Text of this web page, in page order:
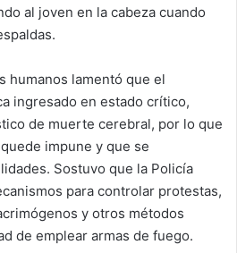
al joven en la cabeza cuando
humanos lamentó que el
ingresado en estado crítico,
de muerte cerebral, por lo que
impune y que se
Sostuvo que la Policía
para controlar protestas,
y otros métodos
de emplear armas de fuego.